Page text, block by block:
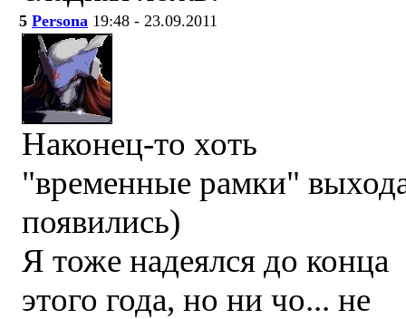
5 Persona 19:48 - 23.09.2011
Наконец-то хоть
"временные рамки"
появились)
Я тоже надеялся до конца
этого года, но ни чо... не